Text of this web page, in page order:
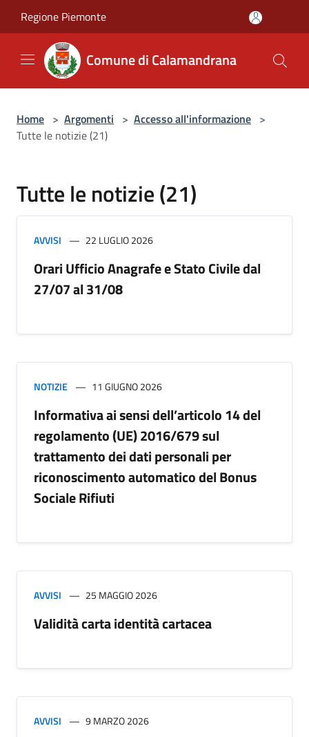
Regione Piemonte
Comune di Calamandrana
Home > Argomenti > Accesso all'informazione >
Tutte le notizie (21)
Tutte le notizie (21)
AVVISI 22 LUGLIO 2026
Orari Ufficio Anagrafe e Stato Civile dal
27/07 al 31/08
NOTIZIE 11 GIUGNO 2026
Informativa ai sensi dell’articolo 14 del
regolamento (UE) 2016/679 sul
trattamento dei dati personali per
riconoscimento automatico del Bonus
Sociale Rifiuti
AVVISI 25 MAGGIO 2026
Validità carta identità cartacea
AVVISI 9 MARZO 2026